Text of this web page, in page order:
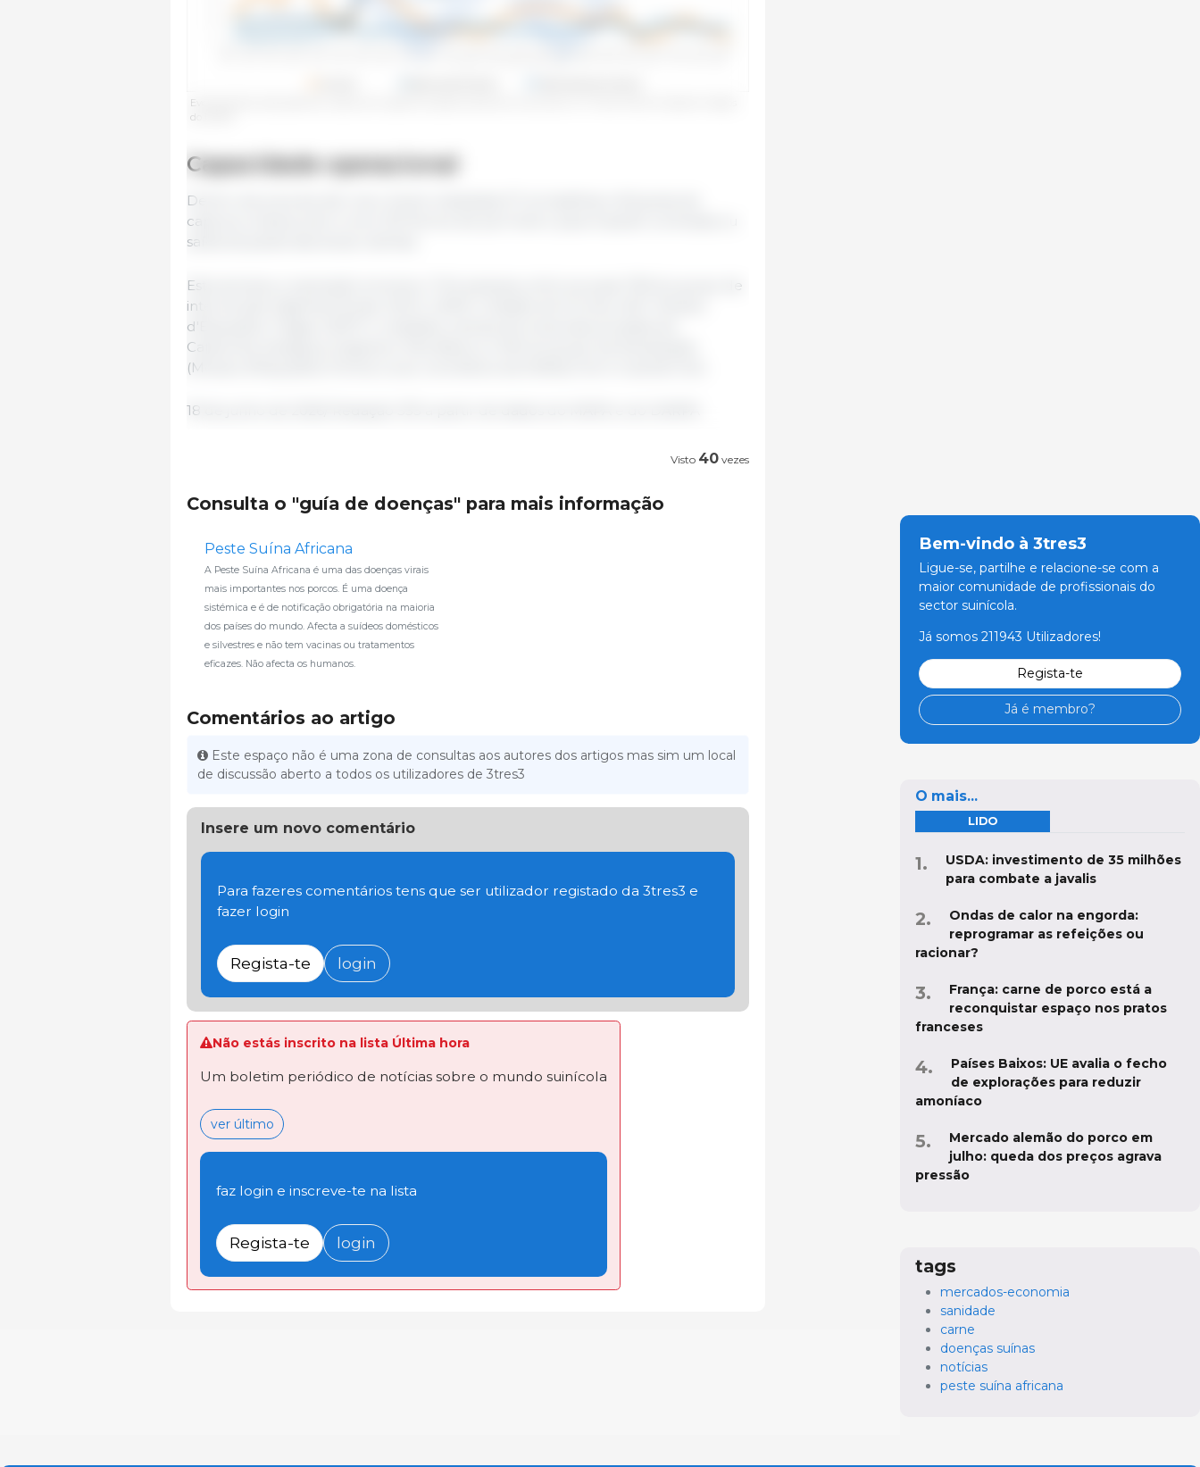
Evolução dos casos positivos, capturas e vigilância passiva semanal nas zonas I e II. Fonte: 333 com base em dados
do MAPA.
Capacidade operacional
Dentro da zona de alto risco, foram instaladas 57 armadilhas e 60 jaulas de
captura coletiva, bem como 351 fechos de perímetro para impedir a entrada ou
saída de javalis das áreas restritas.
Esta semana, a operação envolveu 1.744 pessoas, entre as quais 799 do grupo de
intervenção (Agentes Rurais, GECA, GEK9, Unidade de Drones, ADF, Mossos
d'Esquadra, Tragsa, GEPIF e unidades caninas de empresas privadas da
Catalunha, Saragoça, Segóvia e País Basco) e 945 do grupo de fiscalização
(Mossos d'Esquadra, Polícia Local, voluntários da Defesa Civil e Guarda Civil).
18 de junho de 2026/ Redação 333 a partir de dados do MAPA e do DARPA
Visto 40 vezes
Consulta o "guía de doenças" para mais informação
Peste Suína Africana
A Peste Suína Africana é uma das doenças virais
mais importantes nos porcos. É uma doença
sistémica e é de notificação obrigatória na maioria
dos países do mundo. Afecta a suídeos domésticos
e silvestres e não tem vacinas ou tratamentos
eficazes. Não afecta os humanos.
Comentários ao artigo
Este espaço não é uma zona de consultas aos autores dos artigos mas sim um local
de discussão aberto a todos os utilizadores de 3tres3
Insere um novo comentário
Para fazeres comentários tens que ser utilizador registado da 3tres3 e
fazer login
Regista-te login
Não estás inscrito na lista Última hora
Um boletim periódico de notícias sobre o mundo suinícola
ver último
faz login e inscreve-te na lista
Regista-te login
Bem-vindo à 3tres3
Ligue-se, partilhe e relacione-se com a
maior comunidade de profissionais do
sector suinícola.
Já somos 211943 Utilizadores!
Regista-te
Já é membro?
O mais...
LIDO
USDA: investimento de 35 milhões
para combate a javalis
Ondas de calor na engorda:
reprogramar as refeições ou
racionar?
França: carne de porco está a
reconquistar espaço nos pratos
franceses
Países Baixos: UE avalia o fecho
de explorações para reduzir
amoníaco
Mercado alemão do porco em
julho: queda dos preços agrava
pressão
tags
mercados-economia
sanidade
carne
doenças suínas
notícias
peste suína africana